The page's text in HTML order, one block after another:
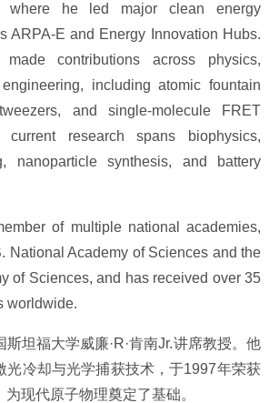
where he led major clean energy
ARPA-E and Energy Innovation Hubs.
contributions across physics,
including atomic fountain
and single-molecule FRET
current research spans biophysics,
nanoparticle synthesis, and battery
of multiple national academies,
National Academy of Sciences and the
of Sciences, and has received over 35
worldwide.
坦福大学威廉·R·肯南Jr.讲席教授。他
光冷却与光学捕获技术，于1997年荣获
现代原子物理奠定了基础。